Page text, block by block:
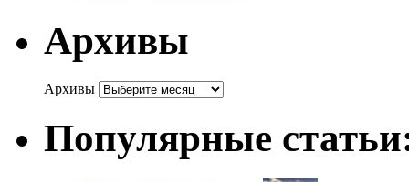
Архивы
Архивы
Популярные